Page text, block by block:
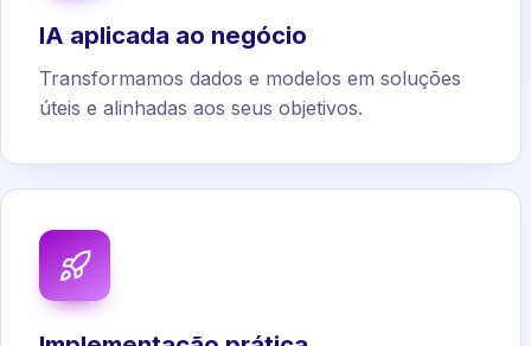
IA aplicada ao negócio
Transformamos dados e modelos em soluções
úteis e alinhadas aos seus objetivos.